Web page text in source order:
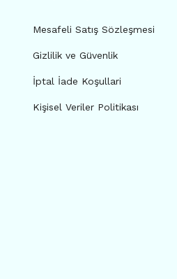
Mesafeli Satış Sözleşmesi
Gizlilik ve Güvenlik
İptal İade Koşullari
Kişisel Veriler Politikası